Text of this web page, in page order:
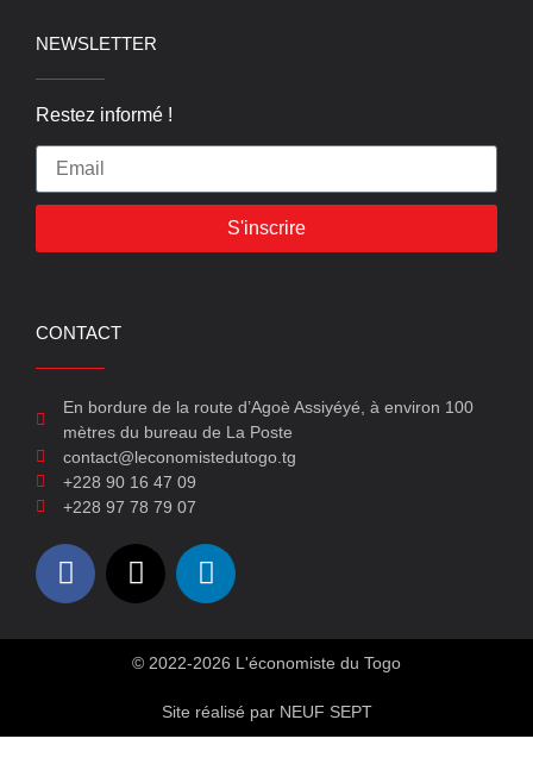
NEWSLETTER
Restez informé !
S'inscrire
CONTACT
En bordure de la route d’Agoè Assiyéyé, à environ 100
mètres du bureau de La Poste
contact@leconomistedutogo.tg
+228 90 16 47 09
+228 97 78 79 07
© 2022-2026 L'économiste du Togo
Site réalisé par NEUF SEPT